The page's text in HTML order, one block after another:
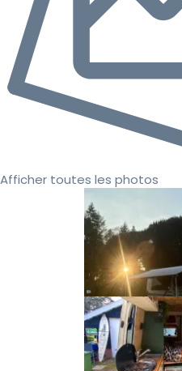
Afficher toutes les photos